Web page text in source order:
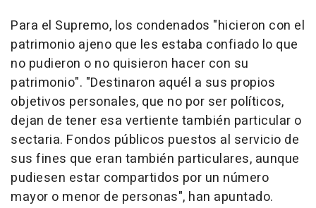
Para el Supremo, los condenados "hicieron con el
patrimonio ajeno que les estaba confiado lo que
no pudieron o no quisieron hacer con su
patrimonio". "Destinaron aquél a sus propios
objetivos personales, que no por ser políticos,
dejan de tener esa vertiente también particular o
sectaria. Fondos públicos puestos al servicio de
sus fines que eran también particulares, aunque
pudiesen estar compartidos por un número
mayor o menor de personas", han apuntado.